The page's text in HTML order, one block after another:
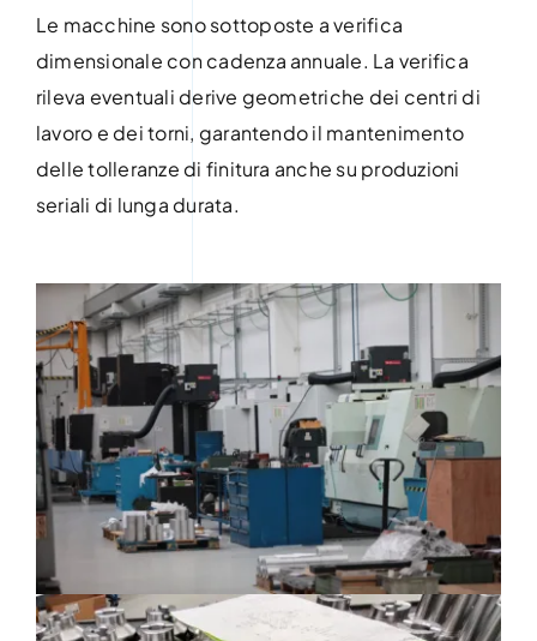
Le macchine sono sottoposte a verifica
dimensionale con cadenza annuale. La verifica
rileva eventuali derive geometriche dei centri di
lavoro e dei torni, garantendo il mantenimento
delle tolleranze di finitura anche su produzioni
seriali di lunga durata.